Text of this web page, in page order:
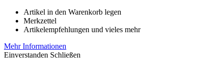
Artikel in den Warenkorb legen
Merkzettel
Artikelempfehlungen und vieles mehr
Mehr Informationen
Einverstanden Schließen